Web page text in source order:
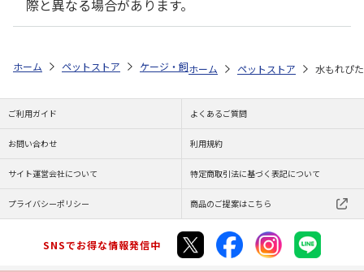
際と異なる場合があります。
ホーム ペットストア ケージ・飼育その他用品 餌やり・水やり用品
ホーム ペットストア 水もれぴ
ご利用ガイド よくあるご質問
お問い合わせ 利用規約
サイト運営会社について 特定商取引法に基づく表記について
プライバシーポリシー 商品のご提案はこちら
SNSでお得な情報発信中